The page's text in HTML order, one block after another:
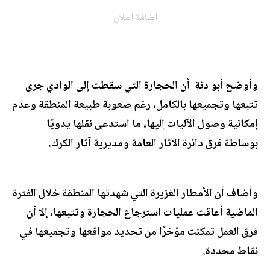
اضافة اعلان
وأوضح أبو دنة أن الحجارة التي سقطت إلى الوادي جرى
تتبعها وتجميعها بالكامل، رغم صعوبة طبيعة المنطقة وعدم
إمكانية وصول الآليات إليها، ما استدعى نقلها يدويًا
بوساطة فرق دائرة الآثار العامة ومديرية آثار الكرك.
وأضاف أن الأمطار الغزيرة التي شهدتها المنطقة خلال الفترة
الماضية أعاقت عمليات استرجاع الحجارة وتتبعها، إلا أن
فرق العمل تمكنت مؤخرًا من تحديد مواقعها وتجميعها في
نقاط محددة.